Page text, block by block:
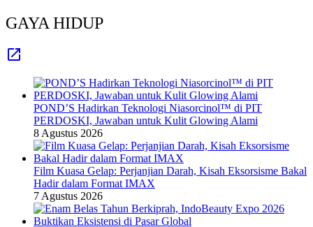
GAYA HIDUP
POND’S Hadirkan Teknologi Niasorcinol™ di PIT
PERDOSKI, Jawaban untuk Kulit Glowing Alami
8 Agustus 2026
Film Kuasa Gelap: Perjanjian Darah, Kisah Eksorsisme Bakal
Hadir dalam Format IMAX
7 Agustus 2026